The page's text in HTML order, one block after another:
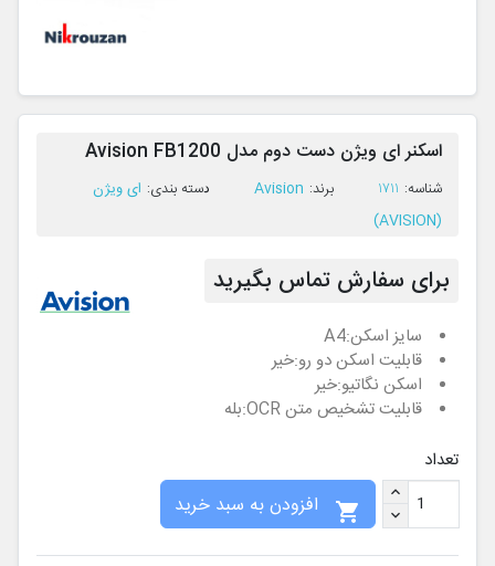
اسکنر ای ویژن دست دوم مدل Avision FB1200
ﺷﻨﺎﺳﻪ: 1711 ﺑﺮﻧﺪ: Avision ﺩﺳﺘﻪ ﺑﻨﺪی: ای ویژن
(AVISION)
برای سفارش تماس بگیرید
سایز اسکن:A4
قابلیت اسکن دو رو:خیر
اسکن نگاتیو:خیر
قابلیت تشخیص متن OCR:
بله
تعداد
